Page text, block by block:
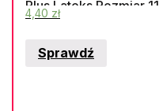
Plus Lateks Rozmiar 11
4,40 zł
Sprawdź